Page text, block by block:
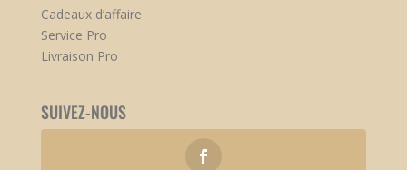
Cadeaux d’affaire
Service Pro
Livraison Pro
SUIVEZ-NOUS